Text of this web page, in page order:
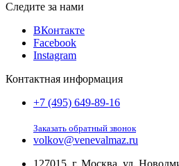
Следите за нами
ВКонтакте
Facebook
Instagram
Контактная информация
+7 (495) 649-89-16
Заказать обратный звонок
volkov@venevalmaz.ru